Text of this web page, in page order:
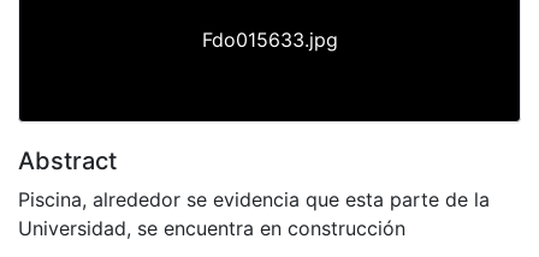
Fdo015633.jpg
Abstract
Piscina, alrededor se evidencia que esta parte de la
Universidad, se encuentra en construcción